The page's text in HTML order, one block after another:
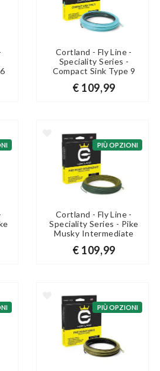
Cortland - Fly Line -
Speciality Series -
Compact Sink Type 9
€ 109,99
PIÙ OPZIONI
Cortland - Fly Line -
Speciality Series - Pike
Musky Intermediate
€ 109,99
PIÙ OPZIONI